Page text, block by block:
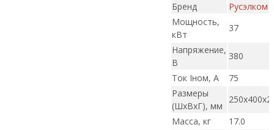
Бренд
Русэлком
Мощность,
кВт
37
Напряжение,
В
380
Ток Iном, А
75
Размеры
(ШxВxГ), мм
Масса, кг
17.0